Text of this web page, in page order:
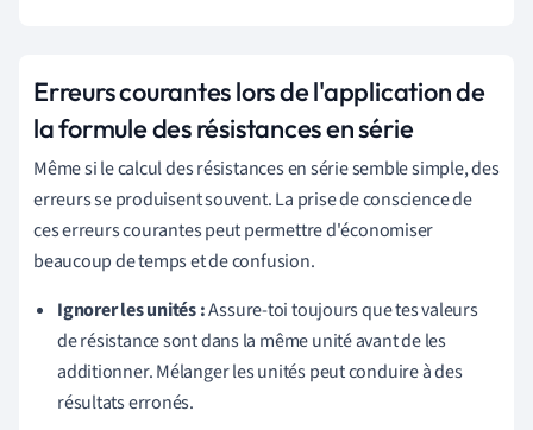
Erreurs courantes lors de l'application de
la formule des résistances en série
Même si le calcul des résistances en série semble simple, des
erreurs se produisent souvent. La prise de conscience de
ces erreurs courantes peut permettre d'économiser
beaucoup de temps et de confusion.
Ignorer les unités :Assure-toi toujours que tes valeurs
de résistance sont dans la même unité avant de les
additionner. Mélanger les unités peut conduire à des
résultats erronés.